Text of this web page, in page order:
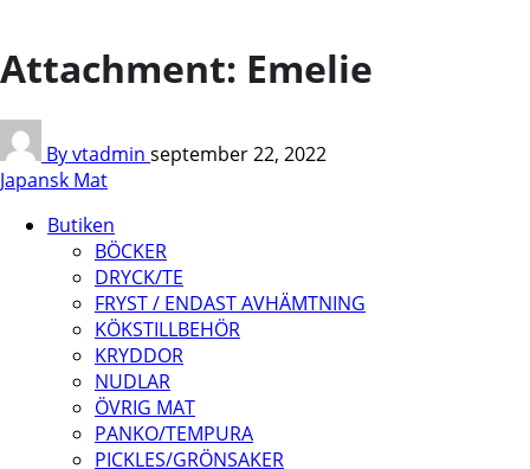
Attachment: Emelie
By vtadmin september 22, 2022
Japansk Mat
Butiken
BÖCKER
DRYCK/TE
FRYST / ENDAST AVHÄMTNING
KÖKSTILLBEHÖR
KRYDDOR
NUDLAR
ÖVRIG MAT
PANKO/TEMPURA
PICKLES/GRÖNSAKER